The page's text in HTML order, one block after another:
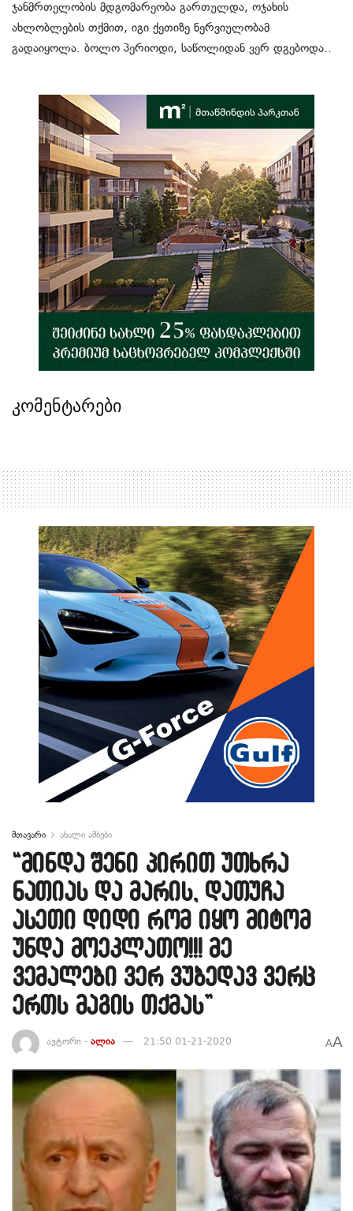
ჯანმრთელობის მდგომარეობა გართულდა, ოჯახის
ახლობლების თქმით, იგი ქეთიზე ნერვიულობამ
გადაიყოლა. ბოლო პერიოდი, საწოლიდან ვერ დგებოდა..
კომენტარები
მთავარი ახალი ამბები
“მინდა შენი პირით უთხრა
ნათიას და მარის, დათუჩა
ასეთი დიდი რომ იყო მიტომ
უნდა მოეკლათო!!! მე
ვემალები ვერ ვუბედავ ვერც
ერთს მაგის თქმას”
ავტორი - ალია 21:50 01-21-2020 AA